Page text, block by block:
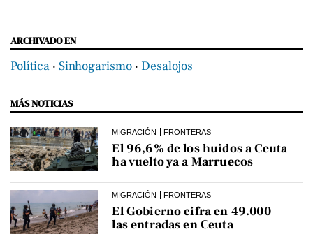
ARCHIVADO EN
Política ‧ Sinhogarismo ‧ Desalojos
MÁS NOTICIAS
MIGRACIÓN FRONTERAS
El 96,6% de los huidos a Ceuta
ha vuelto ya a Marruecos
MIGRACIÓN FRONTERAS
El Gobierno cifra en 49.000
las entradas en Ceuta